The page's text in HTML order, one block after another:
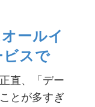
ールイ
スで
直、「デー
とが多すぎ